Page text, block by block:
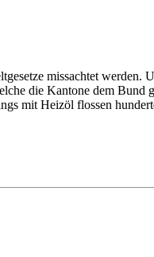
missachtet werden.
die Kantone dem Bund
mit Heizöl flossen